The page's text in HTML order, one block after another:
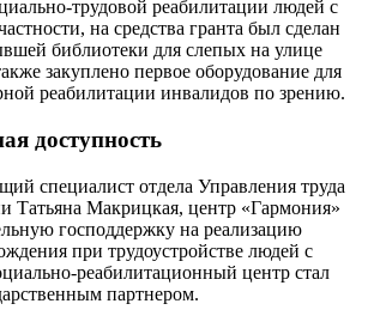
трудовой реабилитации людей с
на средства гранта был сделан
библиотеки для слепых на улице
закуплено первое оборудование для
реабилитации инвалидов по зрению.
доступность
специалист отдела Управления труда
Татьяна Макрицкая, центр «Гармония»
господдержку на реализацию
при трудоустройстве людей с
реабилитационный центр стал
партнером.